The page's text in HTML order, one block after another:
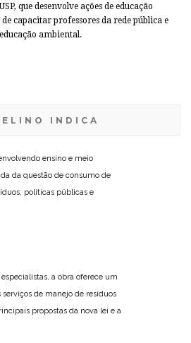
que desenvolve ações de educação
capacitar professores da rede pública e
ambiental.
INDICA
ensino e meio
da questão de consumo de
políticas públicas e
a obra oferece um
de manejo de resíduos
propostas da nova lei e a